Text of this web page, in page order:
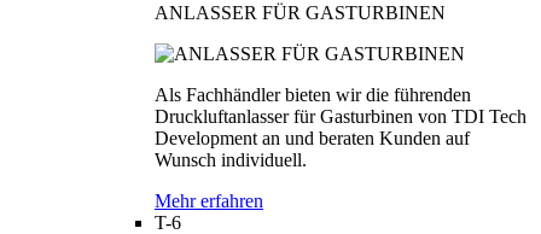
ANLASSER FÜR GASTURBINEN
Als Fachhändler bieten wir die führenden
Druckluftanlasser für Gasturbinen von TDI Tech
Development an und beraten Kunden auf
Wunsch individuell.
Mehr erfahren
T-6